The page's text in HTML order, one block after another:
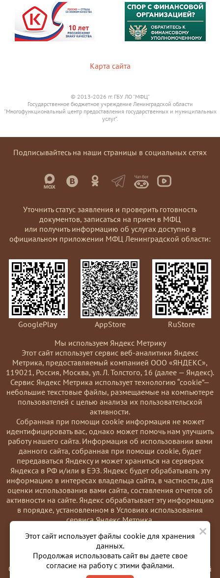
×
Этот сайт использует файлы cookie для хранения
данных.
Продолжая использовать сайт вы даете свое
согласие на работу с этими файлами.
Карта сайта
© 2013-2026 гг. ГБУ ЛО "МФЦ"
Государственное бюджетное учреждение Ленинградской области
"Многофункциональный центр предоставления государственных и муниципальных
услуг".
Подписывайтесь на наши страницы в социальных сетях
Уточнить статус заявления и проверить готовность
документов, записаться на прием в МФЦ
или получить информацию об услугах доступно в
официальном приложении МФЦ Ленинградской области:
GooglePlay AppStore
RuStore
Мы используем Яндекс Метрику
Этот сайт использует сервис веб-аналитики Яндекс
Метрика, предоставляемый компанией ООО «ЯНДЕКС»,
119021, Россия, Москва, ул. Л. Толстого, 16 (далее — Яндекс).
Сервис Яндекс Метрика использует технологию “cookie”—
небольшие текстовые файлы, размещаемые на компьютере
пользователей с целью анализа их пользовательской
активности.
Coбранная при помощи cookie информация не может
идентифицировать вас, однако может помочь нам улучшить
работу нашего сайта. Информация об использовании вами
данного сайта, собранная при помощи cookie, будет
передаваться Яндексу и может храниться на серверах
Яндекса в РФ и/или в ЕЭЗ. Яндекс будет обрабатывать эту
информацию в интересах владельца сайта, в частности, для
оценки использования вами сайта, составления отчетов об
активности на сайте. Яндекс обрабатывает эту информацию
в порядке, установленном в Условиях использования
сервиса Яндекс Метрика.
Вы можете отказаться от использования cookies, выбрав
соответствующие настройки в браузере. Также вы можете
использовать инструмент —
https://yandex.ru/support/metrika/general/opt-out.html
Однако это может повлиять на работу некоторых функций